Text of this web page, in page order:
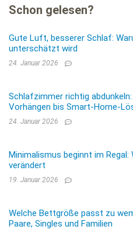
Schon gelesen?
Gute Luft, besserer Schlaf:
unterschätzt wird
24. Januar 2026
Schlafzimmer richtig
Vorhängen bis Smart-Home-
24. Januar 2026
Minimalismus beginnt im
verändert
19. Januar 2026
Welche Bettgröße passt zu
Paare, Singles und Familien